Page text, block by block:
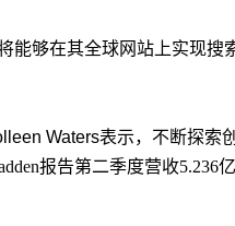
能够在其全球网站上实现
Waters表示，不断探
报告第二季度营收5.236